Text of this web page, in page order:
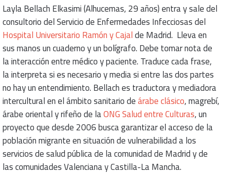
Layla Bellach Elkasimi (Alhucemas, 29 años) entra y sale del
consultorio del Servicio de Enfermedades Infecciosas del
Hospital Universitario Ramón y Cajalde Madrid. Lleva en
sus manos un cuaderno y un bolígrafo. Debe tomar nota de
la interacción entre médico y paciente. Traduce cada frase,
la interpreta si es necesario y media si entre las dos partes
no hay un entendimiento. Bellach es traductora y mediadora
intercultural en el ámbito sanitario deárabe clásico, magrebí,
árabe oriental y rifeño de laONG Salud entre Culturas, un
proyecto que desde 2006 busca garantizar el acceso de la
población migrante en situación de vulnerabilidad a los
servicios de salud pública de la comunidad de Madrid y de
las comunidades Valenciana y Castilla-La Mancha.